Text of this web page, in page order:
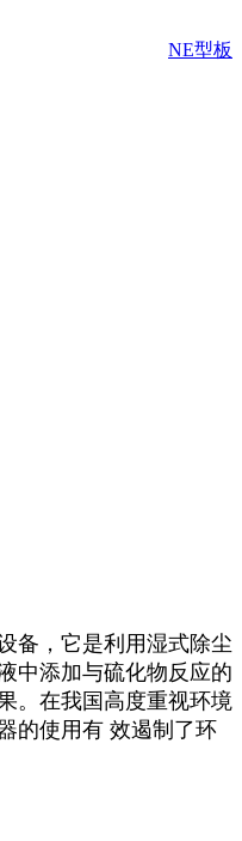
NE型板
备，它是利用湿式除尘
中添加与硫化物反应的
。在我国高度重视环境
的使用有 效遏制了环